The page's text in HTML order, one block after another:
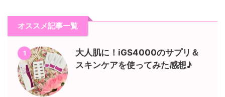
オススメ記事一覧
1
大人肌に！iGS4000のサプリ＆
スキンケアを使ってみた感想♪